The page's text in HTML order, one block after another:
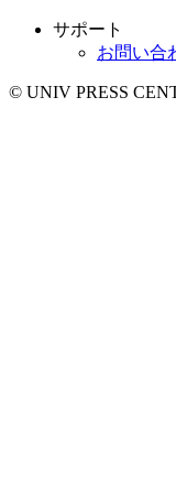
サポート
お問い合
© UNIV PRESS